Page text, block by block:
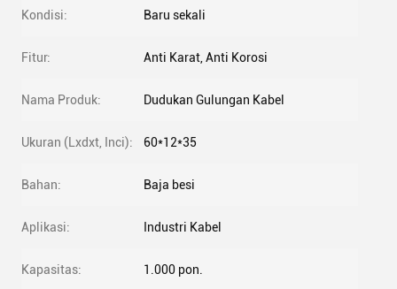
Kondisi: Baru sekali
Fitur: Anti Karat, Anti Korosi
Nama Produk: Dudukan Gulungan Kabel
Ukuran (Lxdxt, Inci): 60*12*35
Bahan: Baja besi
Aplikasi: Industri Kabel
Kapasitas: 1.000 pon.